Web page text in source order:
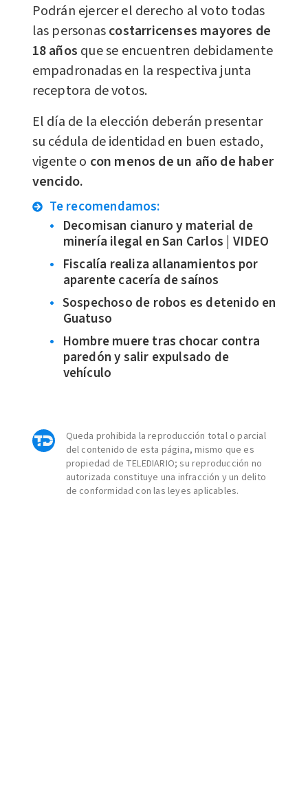
Podrán ejercer el derecho al voto todas
las personascostarricenses mayores de
18 años que se encuentren debidamente
empadronadas en la respectiva junta
receptora de votos.
El día de la elección deberán presentar
su cédula de identidad en buen estado,
vigente o con menos de un año de haber
vencido.
Te recomendamos:
Decomisan cianuro y material de
minería ilegal en San Carlos | VIDEO
Fiscalía realiza allanamientos por
aparente cacería de saínos
Sospechoso de robos es detenido en
Guatuso
Hombre muere tras chocar contra
paredón y salir expulsado de
vehículo
Queda prohibida la reproducción total o parcial
del contenido de esta página, mismo que es
propiedad de TELEDIARIO; su reproducción no
autorizada constituye una infracción y un delito
de conformidad con las leyes aplicables.